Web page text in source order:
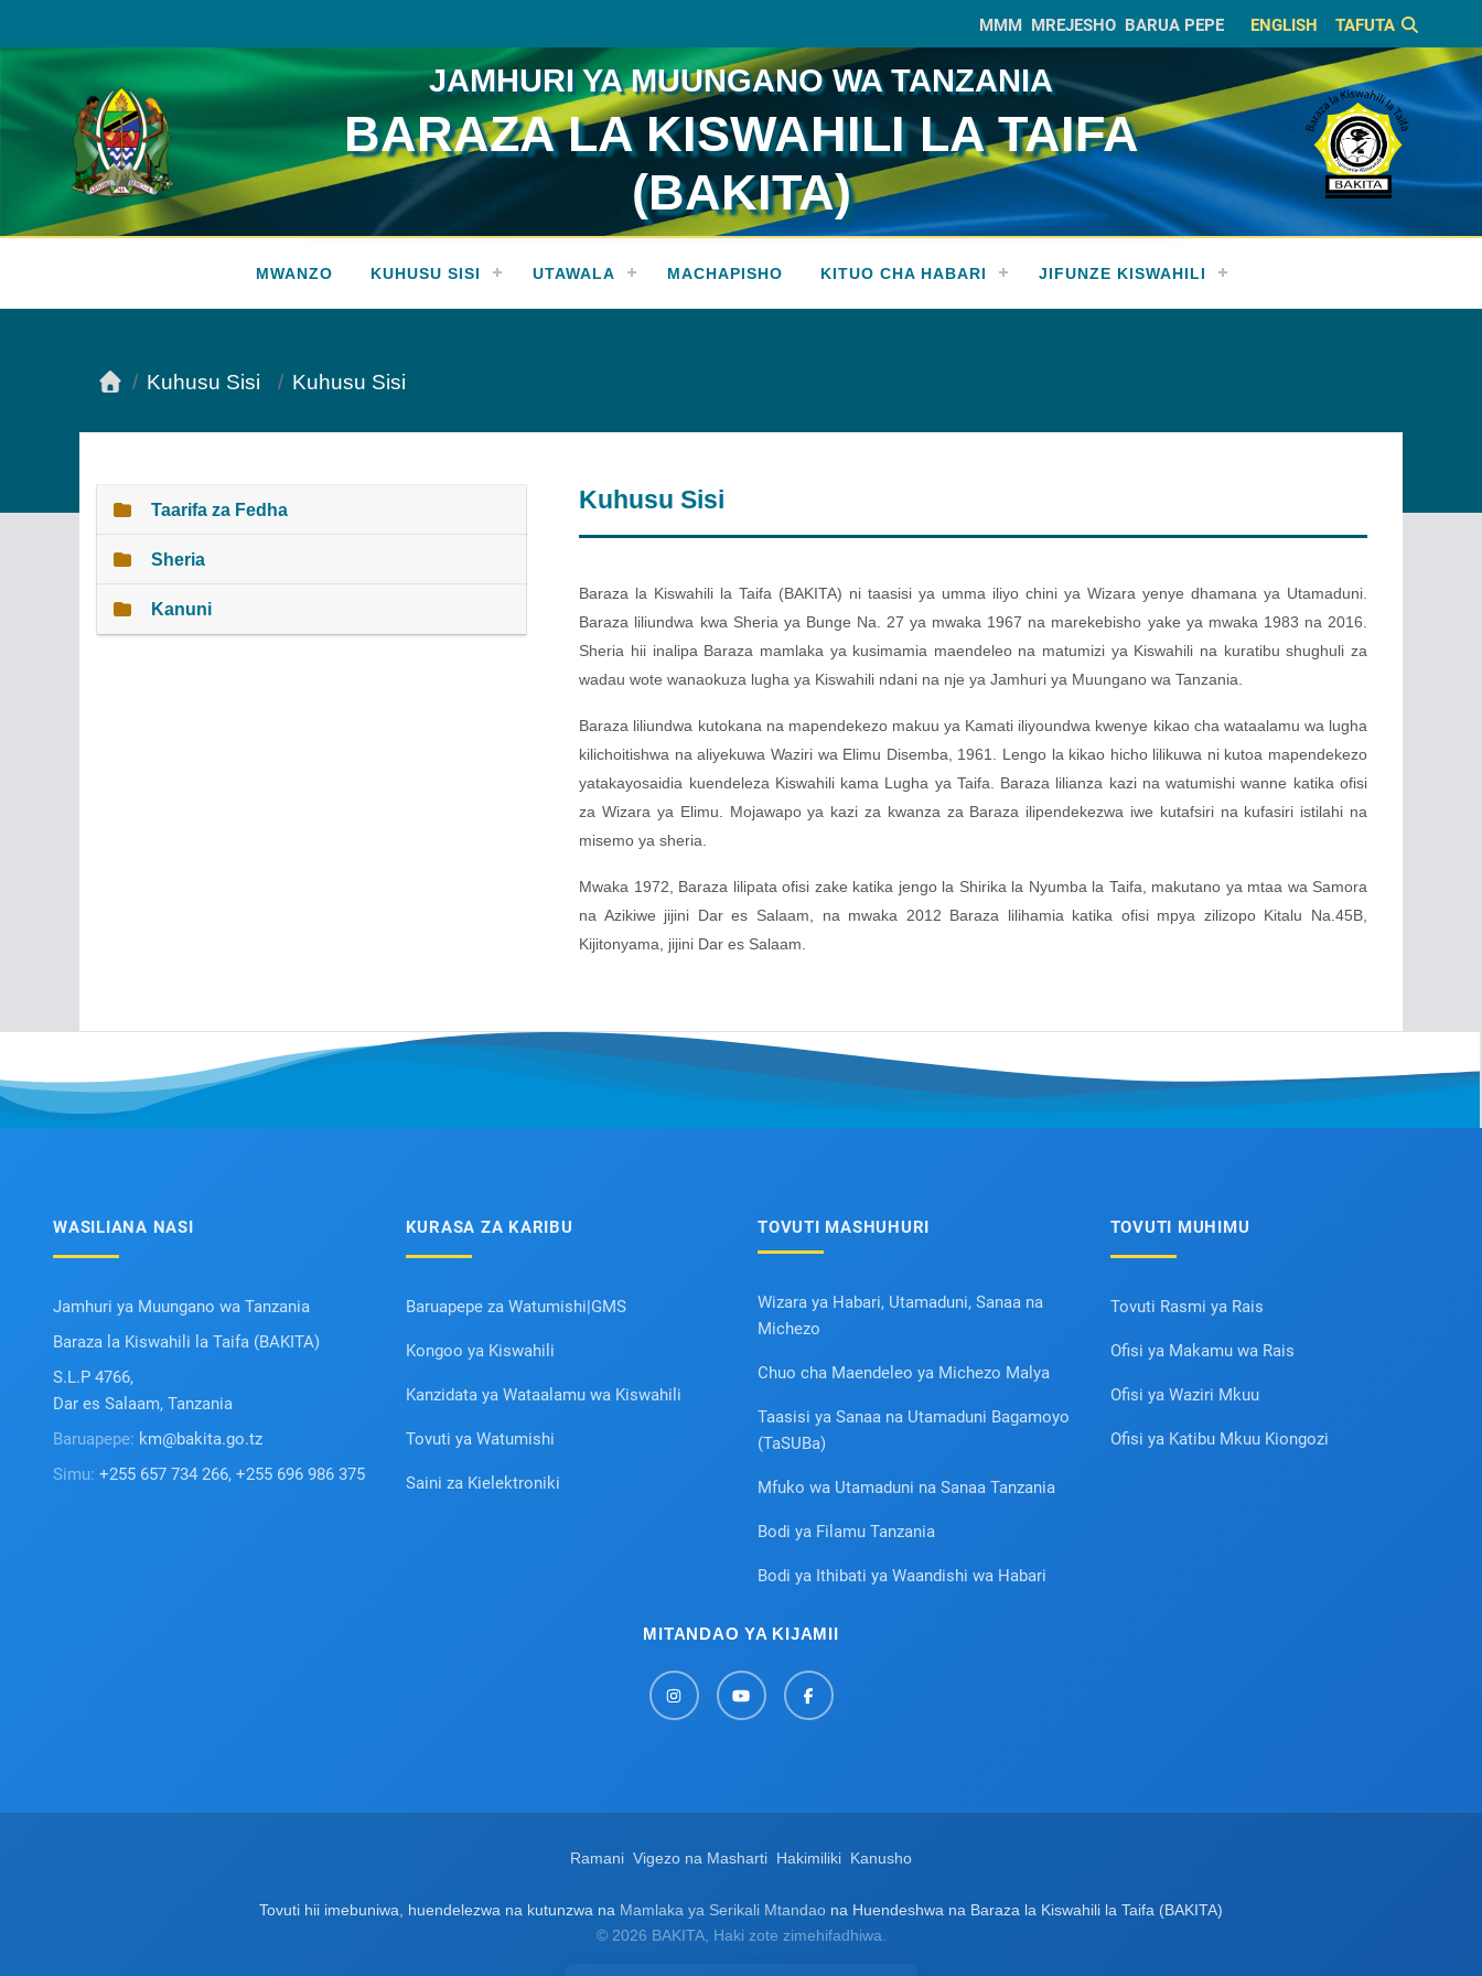
MMM MREJESHO BARUA PEPE ENGLISH TAFUTA
JAMHURI YA MUUNGANO WA TANZANIA
BARAZA LA KISWAHILI LA TAIFA
(BAKITA)
MWANZO KUHUSU SISI UTAWALA MACHAPISHO KITUO CHA HABARI JIFUNZE KISWAHILI
Vyombo vya Habari
Kuhusu Sisi Kuhusu Sisi
Taarifa za Fedha
Sheria
Kanuni
Kuhusu Sisi
Baraza la Kiswahili la Taifa (BAKITA) ni taasisi ya umma iliyo chini ya Wizara yenye dhamana ya Utamaduni.
Baraza liliundwa kwa Sheria ya Bunge Na. 27 ya mwaka 1967 na marekebisho yake ya mwaka 1983 na 2016.
Sheria hii inalipa Baraza mamlaka ya kusimamia maendeleo na matumizi ya Kiswahili na kuratibu shughuli za
wadau wote wanaokuza lugha ya Kiswahili ndani na nje ya Jamhuri ya Muungano wa Tanzania.
Baraza liliundwa kutokana na mapendekezo makuu ya Kamati iliyoundwa kwenye kikao cha wataalamu wa lugha
kilichoitishwa na aliyekuwa Waziri wa Elimu Disemba, 1961. Lengo la kikao hicho lilikuwa ni kutoa mapendekezo
yatakayosaidia kuendeleza Kiswahili kama Lugha ya Taifa. Baraza lilianza kazi na watumishi wanne katika ofisi
za Wizara ya Elimu. Mojawapo ya kazi za kwanza za Baraza ilipendekezwa iwe kutafsiri na kufasiri istilahi na
misemo ya sheria.
Mwaka 1972, Baraza lilipata ofisi zake katika jengo la Shirika la Nyumba la Taifa, makutano ya mtaa wa Samora
na Azikiwe jijini Dar es Salaam, na mwaka 2012 Baraza lilihamia katika ofisi mpya zilizopo Kitalu Na.45B,
Kijitonyama, jijini Dar es Salaam.
WASILIANA NASI
Jamhuri ya Muungano wa Tanzania
Baraza la Kiswahili la Taifa (BAKITA)
S.L.P 4766,
Dar es Salaam, Tanzania
Baruapepe: km@bakita.go.tz
Simu: +255 657 734 266, +255 696 986 375
KURASA ZA KARIBU
Baruapepe za Watumishi|GMS
Kongoo ya Kiswahili
Kanzidata ya Wataalamu wa Kiswahili
Tovuti ya Watumishi
Saini za Kielektroniki
TOVUTI MASHUHURI
Wizara ya Habari, Utamaduni, Sanaa na
Michezo
Chuo cha Maendeleo ya Michezo Malya
Taasisi ya Sanaa na Utamaduni Bagamoyo
(TaSUBa)
Mfuko wa Utamaduni na Sanaa Tanzania
Bodi ya Filamu Tanzania
Bodi ya Ithibati ya Waandishi wa Habari
TOVUTI MUHIMU
Tovuti Rasmi ya Rais
Ofisi ya Makamu wa Rais
Ofisi ya Waziri Mkuu
Ofisi ya Katibu Mkuu Kiongozi
MITANDAO YA KIJAMII
Ramani Vigezo na Masharti Hakimiliki Kanusho
Tovuti hii imebuniwa, huendelezwa na kutunzwa na Mamlaka ya Serikali Mtandao na Huendeshwa na Baraza la Kiswahili la Taifa (BAKITA)
© 2026 BAKITA, Haki zote zimehifadhiwa.